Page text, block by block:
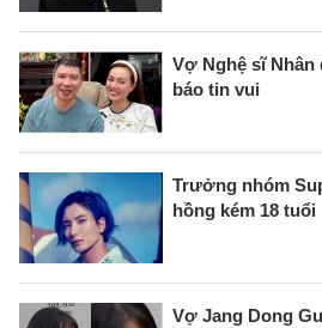
Vợ Nghệ sĩ
báo tin vui
Trưởng nhóm
hồng kém 18 tuổi
Vợ Jang Dong